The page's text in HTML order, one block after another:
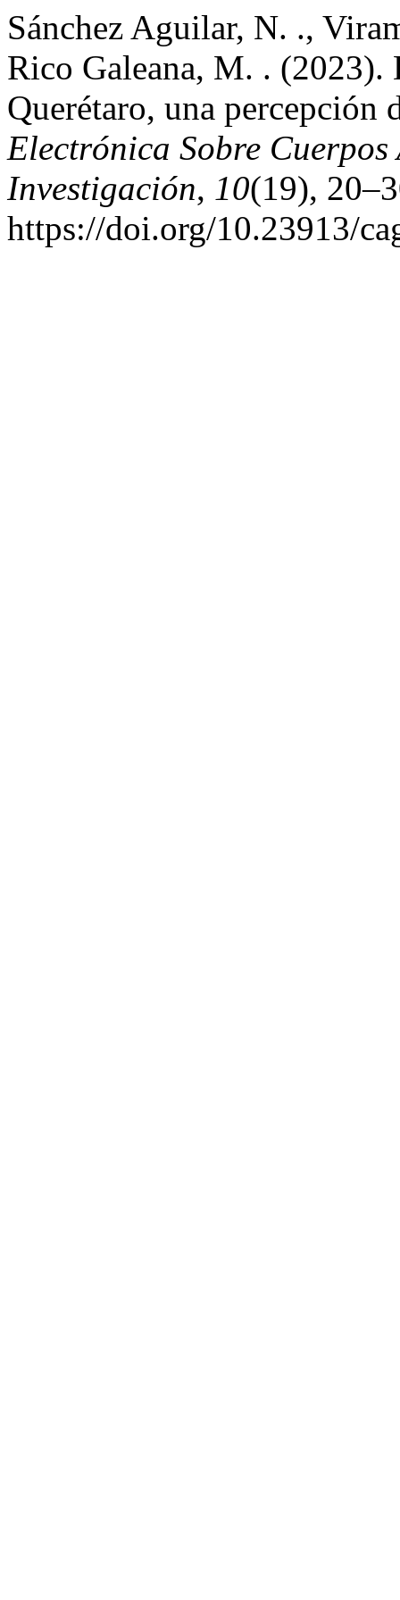
Sánchez Aguilar, N. .,
Rico Galeana, M. . (2023).
Querétaro, una
Electrónica Sobre
Investigación, 10(19),
https://doi.org/10.23913/